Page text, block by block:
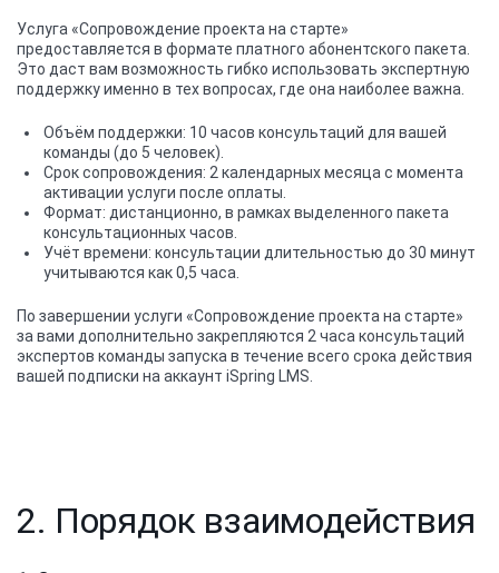
Услуга «Сопровождение проекта на старте»
предоставляется в формате платного абонентского пакета.
Это даст вам возможность гибко использовать экспертную
поддержку именно в тех вопросах, где она наиболее важна.
Объём поддержки: 10 часов консультаций для вашей
команды (до 5 человек).
Срок сопровождения: 2 календарных месяца с момента
активации услуги после оплаты.
Формат: дистанционно, в рамках выделенного пакета
консультационных часов.
Учёт времени: консультации длительностью до 30 минут
учитываются как 0,5 часа.
По завершении услуги «Сопровождение проекта на старте»
за вами дополнительно закрепляются 2 часа консультаций
экспертов команды запуска в течение всего срока действия
вашей подписки на аккаунт iSpring LMS.
2. Порядок взаимодействия